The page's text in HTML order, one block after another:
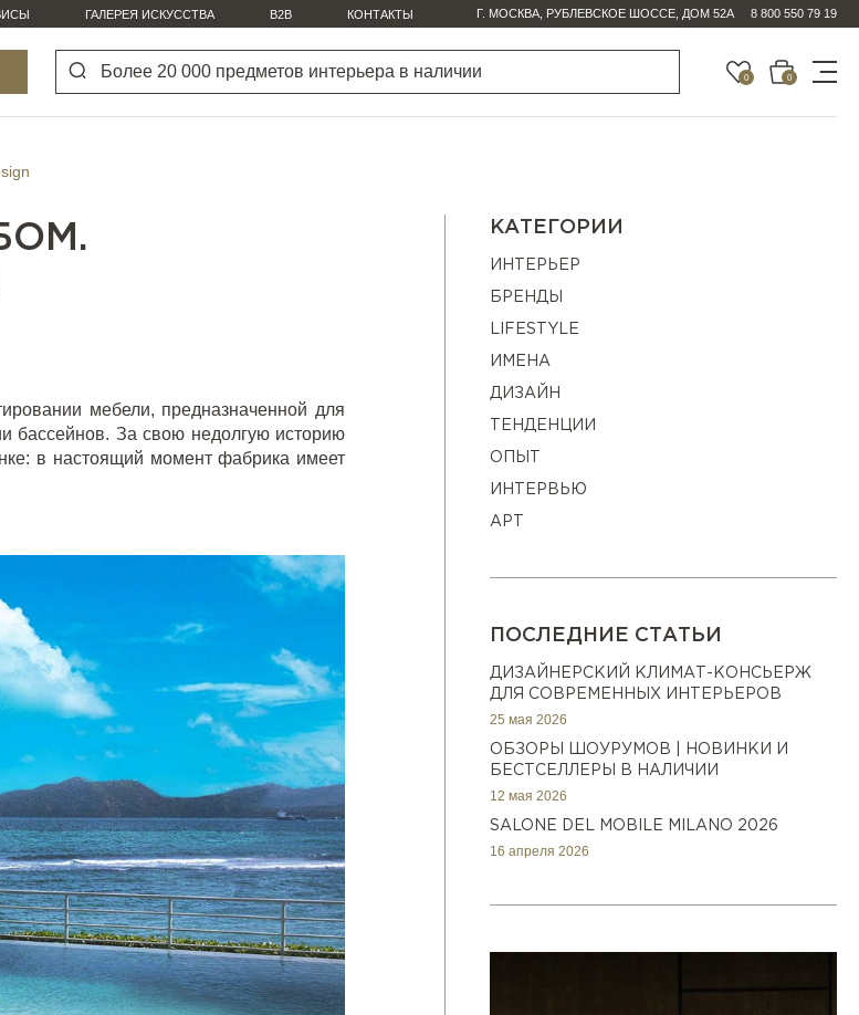
ГАЛЕРЕЯ ИСКУССТВА B2B КОНТАКТЫ Г. МОСКВА, РУБЛЕВСКОЕ ШОССЕ, ДОМ 52А 8 800 550 79 19
0 0
мебели, предназначенной для
бассейнов. За свою недолгую историю
в настоящий момент фабрика имеет
КАТЕГОРИИ
ИНТЕРЬЕР
БРЕНДЫ
LIFESTYLE
ИМЕНА
ДИЗАЙН
ТЕНДЕНЦИИ
ОПЫТ
ИНТЕРВЬЮ
АРТ
ПОСЛЕДНИЕ СТАТЬИ
ДИЗАЙНЕРСКИЙ КЛИМАТ-КОНСЬЕРЖ
ДЛЯ СОВРЕМЕННЫХ ИНТЕРЬЕРОВ
25 мая 2026
ОБЗОРЫ ШОУРУМОВ | НОВИНКИ И
БЕСТСЕЛЛЕРЫ В НАЛИЧИИ
12 мая 2026
SALONE DEL MOBILE MILANO 2026
16 апреля 2026